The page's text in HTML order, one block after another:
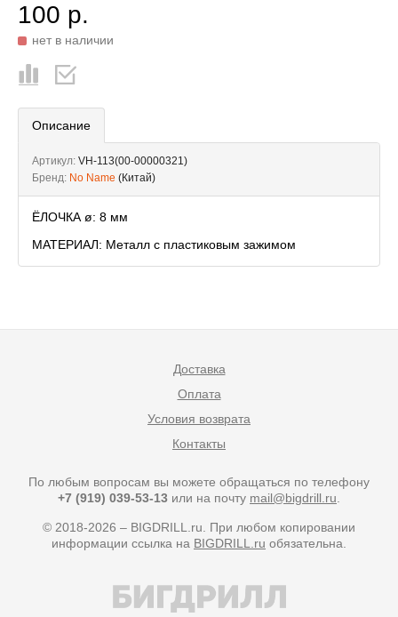
100 р.
нет в наличии
Описание
Артикул: VH-113(00-00000321)
Бренд: No Name (Китай)
ЁЛОЧКА ø: 8 мм
МАТЕРИАЛ: Металл с пластиковым зажимом
Доставка
Оплата
Условия возврата
Контакты
По любым вопросам вы можете обращаться по телефону
+7 (919) 039-53-13 или на почту mail@bigdrill.ru
© 2018-2026 – BIGDRILL.ru. При любом копировании
информации ссылка на BIGDRILL.ru обязательна.